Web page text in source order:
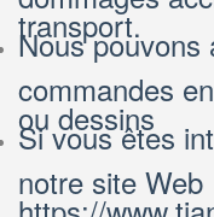
transport.
Nous pouvons
commandes
ou dessins
Si vous êtes
notre site Web
https://